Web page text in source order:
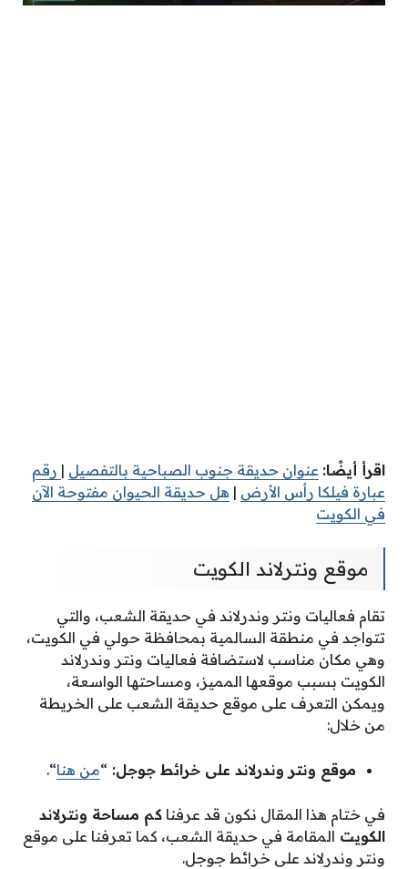
اقرأ أيضًا: عنوان حديقة جنوب الصباحية بالتفصيل | رقم
عبارة فيلكا رأس الأرض | هل حديقة الحيوان مفتوحة الآن
في الكويت
موقع ونترلاند الكويت
تقام فعاليات ونتر وندرلاند في حديقة الشعب، والتي
تتواجد في منطقة السالمية بمحافظة حولي في الكويت،
وهي مكان مناسب لاستضافة فعاليات ونتر وندرلاند
الكويت بسبب موقعها المميز، ومساحتها الواسعة،
ويمكن التعرف على موقع حديقة الشعب على الخريطة
من خلال:
موقع ونتر وندرلاند على خرائط جوجل: “من هنا“.
في ختام هذا المقال نكون قد عرفنا كم مساحة ونترلاند
الكويت المقامة في حديقة الشعب، كما تعرفنا على موقع
ونتر وندرلاند على خرائط جوجل.